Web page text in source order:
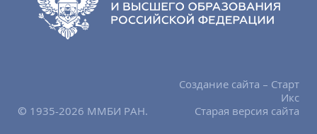
© 1935-2026 ММБИ РАН.
Создание сайта – Старт
Икс
Старая версия сайта